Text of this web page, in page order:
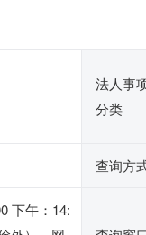
法人事
分类
查询方
下午：14: